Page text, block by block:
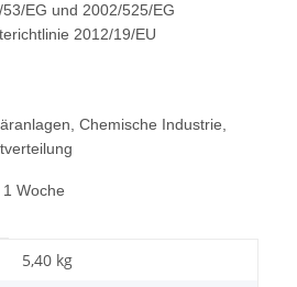
EG und 2002/525/EG
2012/19/EU
Chemische Industrie,
Woche
5,40 kg